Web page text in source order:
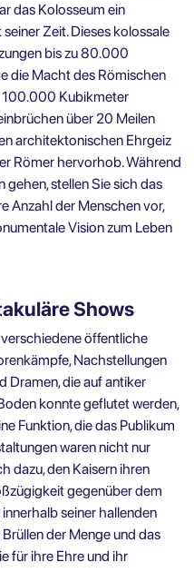
das Kolosseum ein
Zeit. Dieses kolossale
bis zu 80.000
die Macht des Römischen
100.000 Kubikmeter
über 20 Meilen
architektonischen Ehrgeiz
Römer hervorhob. Während
stellen Sie sich das
Anzahl der Menschen vor,
Vision zum Leben
Shows
öffentliche
Nachstellungen
Dramen, die auf antiker
konnte geflutet werden,
Funktion, die das Publikum
waren nicht nur
dazu, den Kaisern ihren
gegenüber dem
seiner hallenden
der Menge und das
für ihre Ehre und ihr